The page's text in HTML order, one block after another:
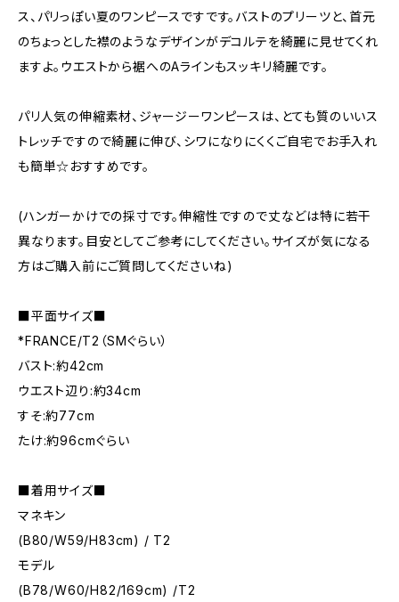
ス、パリっぽい夏のワンピースですです。バストのプリーツと、首元
のちょっとした襟のようなデザインがデコルテを綺麗に見せてくれ
ますよ。ウエストから裾へのAラインもスッキリ綺麗です。
パリ人気の伸縮素材、ジャージーワンピースは、とても質のいいス
トレッチですので綺麗に伸び、シワになりにくくご自宅でお手入れ
も簡単☆おすすめです。
(ハンガーかけでの採寸です。伸縮性ですので丈などは特に若干
異なります。目安としてご参考にしてください。サイズが気になる
方はご購入前にご質問してくださいね)
■平面サイズ■
*FRANCE/T2（SMぐらい）
バスト:約42cm
ウエスト辺り:約34cm
すそ:約77cm
たけ:約96cmぐらい
■着用サイズ■
マネキン
(B80/W59/H83cm) / T2
モデル
(B78/W60/H82/169cm) /T2